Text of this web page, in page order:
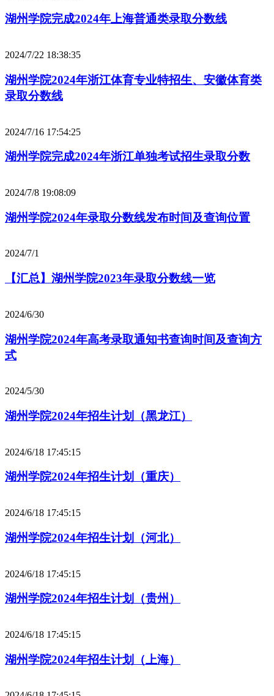
湖州学院完成2024年上海普通类录取分数线
2024/7/22 18:38:35
湖州学院2024年浙江体育专业特招生、安徽体育类
录取分数线
2024/7/16 17:54:25
湖州学院完成2024年浙江单独考试招生录取分数
2024/7/8 19:08:09
湖州学院2024年录取分数线发布时间及查询位置
2024/7/1
【汇总】湖州学院2023年录取分数线一览
2024/6/30
湖州学院2024年高考录取通知书查询时间及查询方
式
2024/5/30
湖州学院2024年招生计划（黑龙江）
2024/6/18 17:45:15
湖州学院2024年招生计划（重庆）
2024/6/18 17:45:15
湖州学院2024年招生计划（河北）
2024/6/18 17:45:15
湖州学院2024年招生计划（贵州）
2024/6/18 17:45:15
湖州学院2024年招生计划（上海）